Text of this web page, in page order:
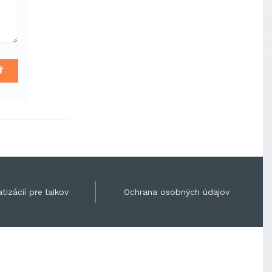
pre laikov Ochrana osobných údajov